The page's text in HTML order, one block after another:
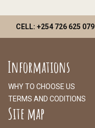
CELL: +254 726 625 079
Informations
WHY TO CHOOSE US
TERMS AND CODITIONS
Site map